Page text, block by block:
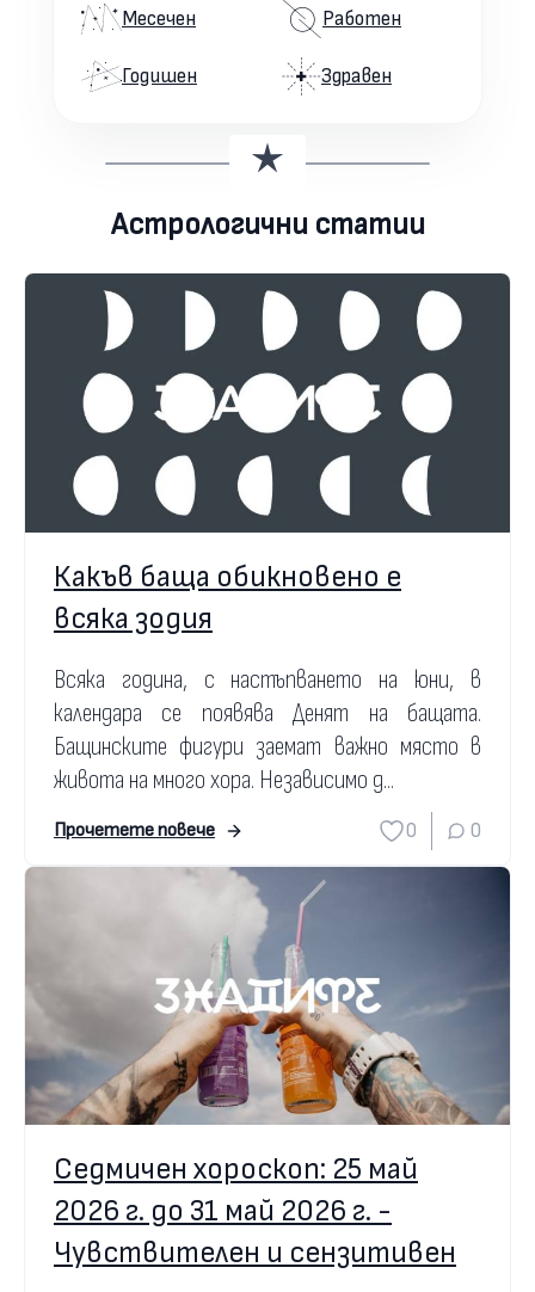
Месечен
Годишен
Работен
Здравен
Астрологични статии
Какъв баща обикновено е
всяка зодия
Всяка година, с настъпването на юни, в
календара се появява Денят на бащата.
Бащинските фигури заемат важно място в
живота на много хора. Независимо д...
Прочетете повече 0 0
Седмичен хороскоп: 25 май
2026 г. до 31 май 2026 г. -
Чувствителен и сензитивен